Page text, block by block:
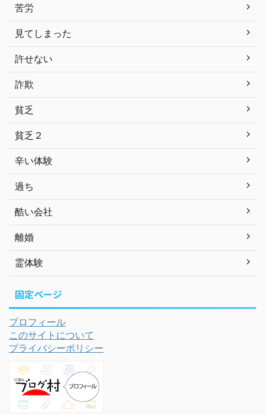
苦労
見てしまった
許せない
詐欺
貧乏
貧乏２
辛い体験
過ち
酷い会社
離婚
霊体験
固定ページ
プロフィール
このサイトについて
プライバシーポリシー